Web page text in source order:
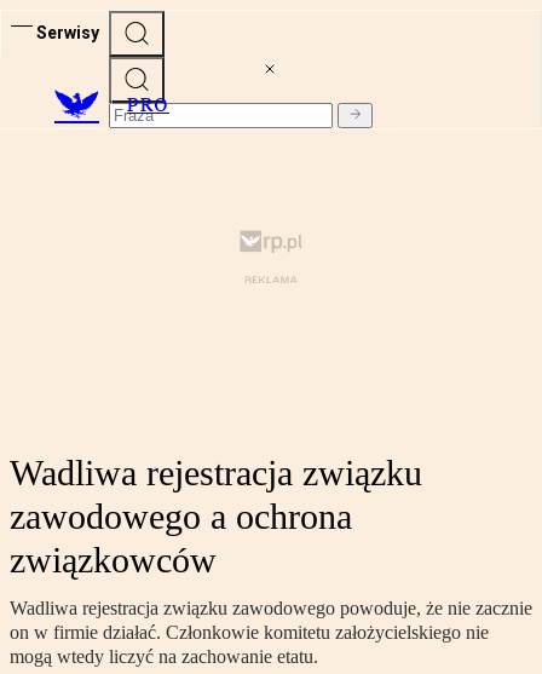
Serwisy
PRO
Wadliwa rejestracja związku
zawodowego a ochrona
związkowców
Wadliwa rejestracja związku zawodowego powoduje, że nie zacznie
on w firmie działać. Członkowie komitetu założycielskiego nie
mogą wtedy liczyć na zachowanie etatu.